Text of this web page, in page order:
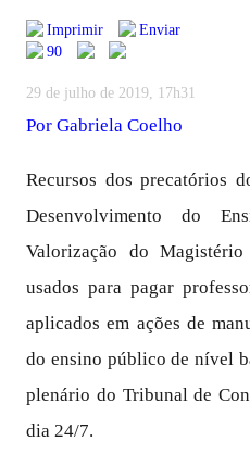
Imprimir
Enviar
90
29 de julho de 2019, 17h31
Por Gabriela Coelho
Recursos dos precatórios
Desenvolvimento do
Valorização do
usados para pagar
aplicados em ações de
do ensino público de nível
plenário do Tribunal de
dia 24/7.